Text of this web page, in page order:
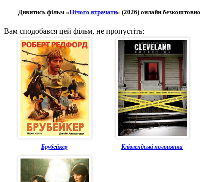
Дивитись фільм «Нічого втрачати» (2026) онлайн безкоштовно
Вам сподобався цей фільм, не пропустіть:
Брубейкер Клівлендські полонянки